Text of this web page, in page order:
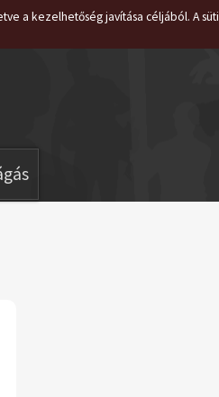
a kezelhetőség javítása céljából. A